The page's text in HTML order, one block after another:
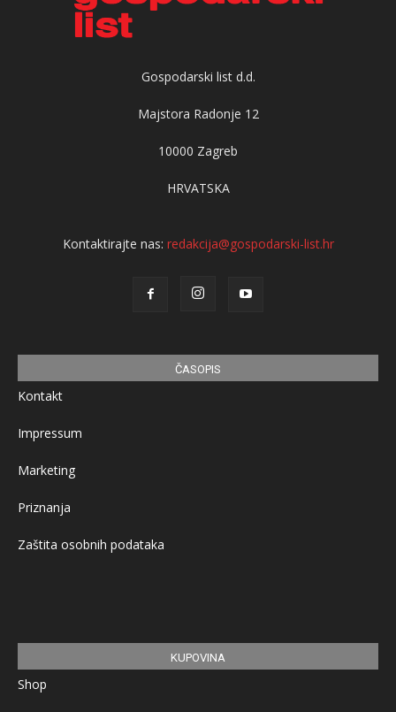
Gospodarski list d.d.
Majstora Radonje 12
10000 Zagreb
HRVATSKA
Kontaktirajte nas: redakcija@gospodarski-list.hr
ČASOPIS
Kontakt
Impressum
Marketing
Priznanja
Zaštita osobnih podataka
KUPOVINA
Shop